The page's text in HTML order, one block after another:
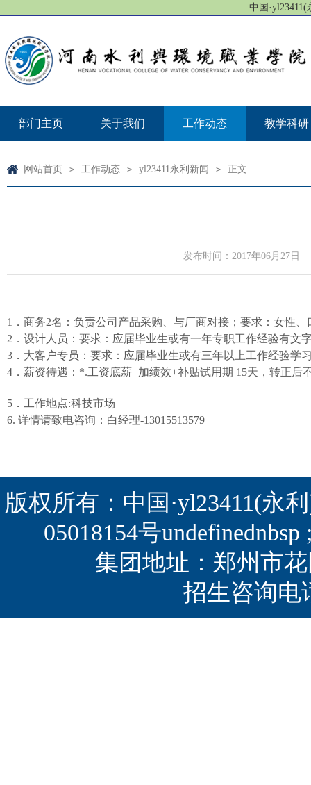
中国
部门主页 关于我们 工作动态 教学科研
网站首页 > 工作动态 > yl23411永利新闻 > 正文
发布时间：2017年06月27日
1 ．商务2名：负责公司产品采购、与厂商对接；要求：女性
2 ．设计人员：要求：应届毕业生或有一年专职工作经验有
3 ．大客户专员：要求：应届毕业生或有三年以上工作经验学
4 ．薪资待遇： *.工资底薪+加绩效+补贴试用期 15天，转正后
5 ．工作地点:科技市场
6. 详情请致电咨询：白经理-13015513579
版权所有：中国·yl23411(永
05018154号
集团地址：郑州市
招生咨询电